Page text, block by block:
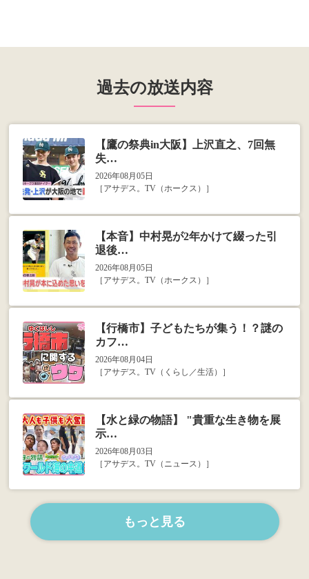
過去の放送内容
【鷹の祭典in大阪】上沢直之、7回無
失…
2026年08月05日
［アサデス。TV（ホークス）］
【本音】中村晃が2年かけて綴った引
退後…
2026年08月05日
［アサデス。TV（ホークス）］
【行橋市】子どもたちが集う！？謎の
カフ…
2026年08月04日
［アサデス。TV（くらし／生活）］
【水と緑の物語】 "貴重な生き物を展
示…
2026年08月03日
［アサデス。TV（ニュース）］
もっと見る